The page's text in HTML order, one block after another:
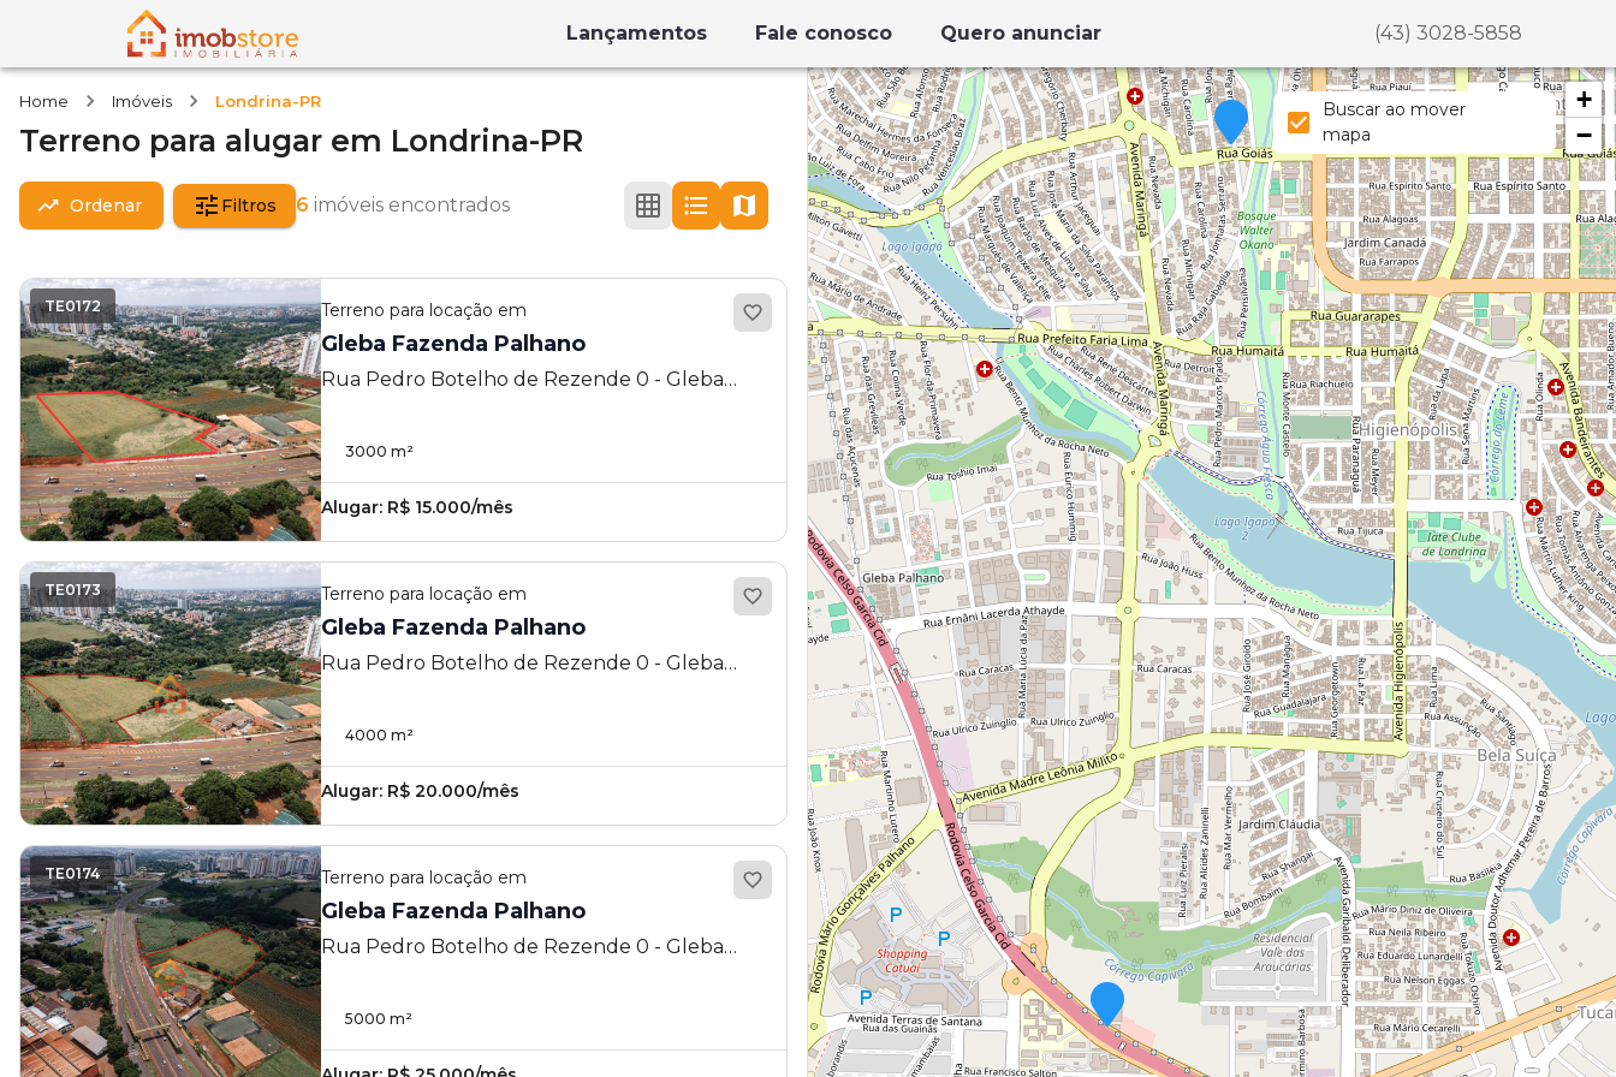
Lançamentos Fale conosco Quero anunciar (43) 3028-5858
Home Imóveis Londrina-PR
Terreno para alugar em Londrina-PR
Ordenar Filtros 6 imóveis encontrados
TE0172 Terreno para locação em
Gleba Fazenda Palhano
Rua Pedro Botelho de Rezende 0 - Gleba
3000 m²
Alugar: R$ 15.000/mês
TE0173 Terreno para locação em
Gleba Fazenda Palhano
Rua Pedro Botelho de Rezende 0 - Gleba
4000 m²
Alugar: R$ 20.000/mês
TE0174 Terreno para locação em
Gleba Fazenda Palhano
Rua Pedro Botelho de Rezende 0 - Gleba
5000 m²
+
−
Buscar ao mover
mapa